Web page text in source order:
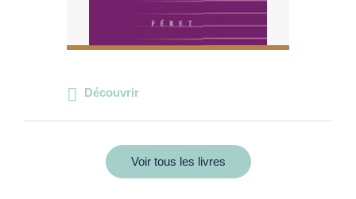
Découvrir
Voir tous les livres